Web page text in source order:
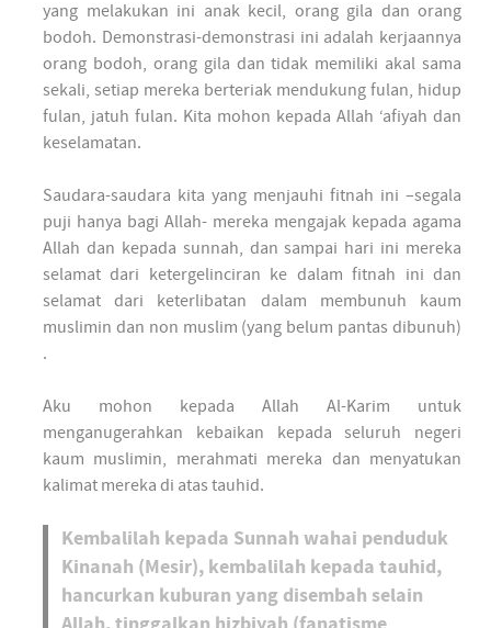
yang melakukan ini anak kecil, orang gila dan orang
bodoh. Demonstrasi-demonstrasi ini adalah kerjaannya
orang bodoh, orang gila dan tidak memiliki akal sama
sekali, setiap mereka berteriak mendukung fulan, hidup
fulan, jatuh fulan. Kita mohon kepada Allah ‘afiyah dan
keselamatan.
Saudara-saudara kita yang menjauhi fitnah ini –segala
puji hanya bagi Allah- mereka mengajak kepada agama
Allah dan kepada sunnah, dan sampai hari ini mereka
selamat dari ketergelinciran ke dalam fitnah ini dan
selamat dari keterlibatan dalam membunuh kaum
muslimin dan non muslim (yang belum pantas dibunuh)
.
Aku mohon kepada Allah Al-Karim untuk
menganugerahkan kebaikan kepada seluruh negeri
kaum muslimin, merahmati mereka dan menyatukan
kalimat mereka di atas tauhid.
Kembalilah kepada Sunnah wahai penduduk
Kinanah (Mesir), kembalilah kepada tauhid,
hancurkan kuburan yang disembah selain